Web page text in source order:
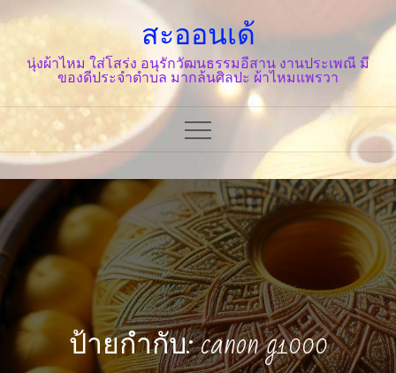
content
สะออนเด้
นุ่งผ้าไหม ใส่โสร่ง อนุรักวัฒนธรรมอีสาน งานประเพณี มี
ของดีประจำตำบล มากล้นศิลปะ ผ้าไหมแพรวา
ป้ายกำกับ: canon g1000